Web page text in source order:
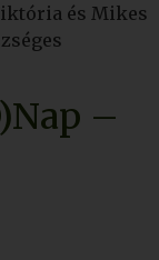
és Mikes
–